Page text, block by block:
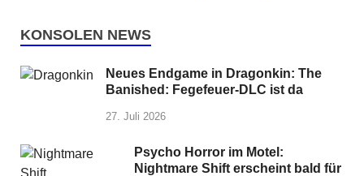
KONSOLEN NEWS
Neues Endgame in Dragonkin: The
Banished: Fegefeuer-DLC ist da
27. Juli 2026
Psycho Horror im Motel:
Nightmare Shift erscheint bald für